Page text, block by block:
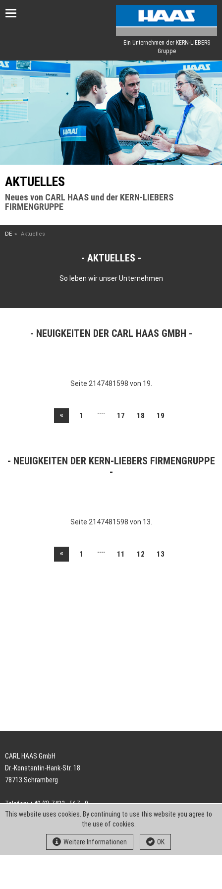
Toggle
Ein Unternehmen der KERN-LIEBERS
Gruppe
AKTUELLES
Neues von CARL HAAS und der KERN-LIEBERS
FIRMENGRUPPE
DE Aktuelles
AKTUELLES
So leben wir unser Unternehmen
NEUIGKEITEN DER CARL HAAS GMBH
Seite 2147481598 von 19.
« 1 .... 17 18 19
NEUIGKEITEN DER KERN-LIEBERS FIRMENGRUPPE
Seite 2147481598 von 13.
« 1 .... 11 12 13
CARL HAAS GmbH
Dr.-Konstantin-Hank-Str. 18
78713 Schramberg
Telefon: +49 (0) 7422 . 567 - 0
Telefax: +49 (0) 7422 . 567 - 239
info-ch@kern-liebers.com
This website uses cookies. By continuing to use this website you agree to
the use of cookies.
Weitere Informationen OK